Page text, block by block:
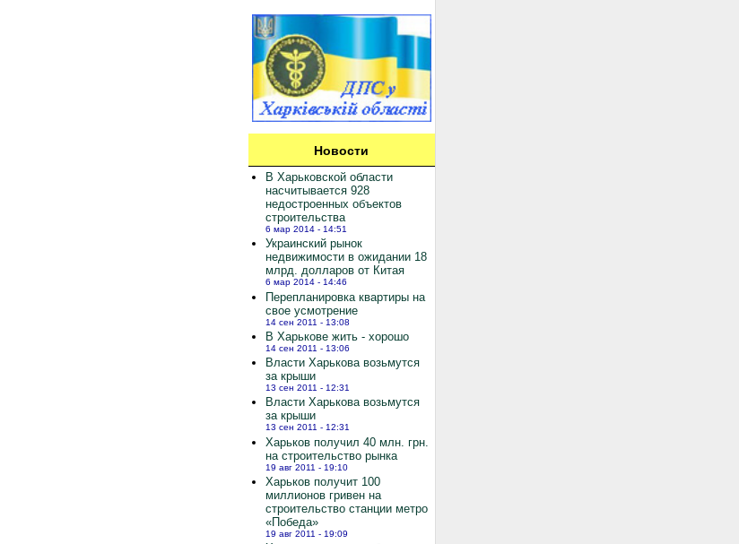
Новости
В Харьковской области
насчитывается 928
недостроенных объектов
строительства
6 мар 2014 - 14:51
Украинский рынок
недвижимости в ожидании 18
млрд. долларов от Китая
6 мар 2014 - 14:46
Перепланировка квартиры на
свое усмотрение
14 сен 2011 - 13:08
В Харькове жить - хорошо
14 сен 2011 - 13:06
Власти Харькова возьмутся
за крыши
13 сен 2011 - 12:31
Власти Харькова возьмутся
за крыши
13 сен 2011 - 12:31
Харьков получил 40 млн. грн.
на строительство рынка
19 авг 2011 - 19:10
Харьков получит 100
миллионов гривен на
строительство станции метро
«Победа»
19 авг 2011 - 19:09